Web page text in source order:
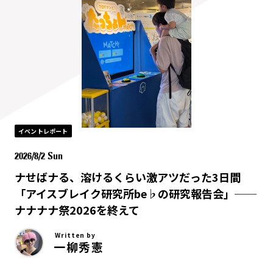
イベントレポート
2026/8/2 Sun
ナせばナる、溶けるくらい激アツだった3日間
「アイスブレイク研究所be♭の研究報告会」──
ナナナナ祭2026を終えて
Written by
一柳秀憲